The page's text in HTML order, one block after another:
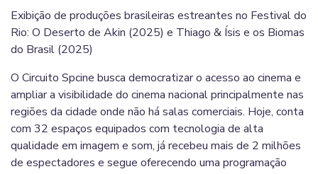
Exibição de produções brasileiras estreantes no Festival do
Rio: O Deserto de Akin (2025) e Thiago & Ísis e os Biomas
do Brasil (2025)
O Circuito Spcine busca democratizar o acesso ao cinema e
ampliar a visibilidade do cinema nacional principalmente nas
regiões da cidade onde não há salas comerciais. Hoje, conta
com 32 espaços equipados com tecnologia de alta
qualidade em imagem e som, já recebeu mais de 2 milhões
de espectadores e segue oferecendo uma programação